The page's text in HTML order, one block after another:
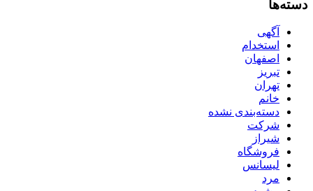
دسته‌ها
آگهی
استخدام
اصفهان
تبریز
تهران
خانم
دسته‌بندی نشده
شرکت
شیراز
فروشگاه
لیسانس
مرد